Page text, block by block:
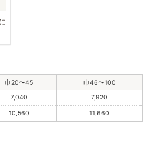
巾20〜45
巾46〜100
7,040 7,920
10,560 11,660